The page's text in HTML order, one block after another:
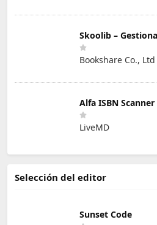
Skoolib –
Bookshare Co., Ltd
Alfa ISBN Scanner
LiveMD
Selección del editor
Sunset Code